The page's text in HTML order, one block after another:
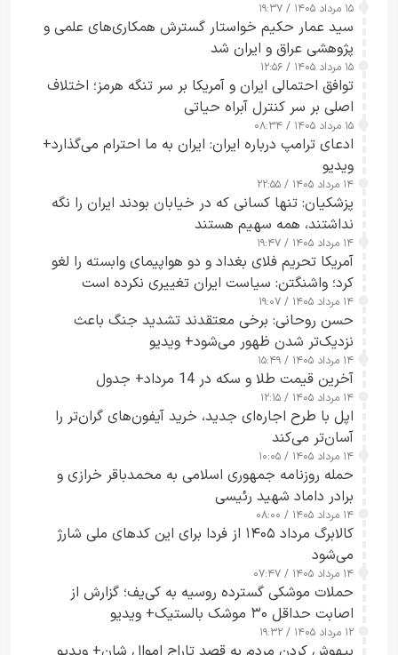
۱۵ مرداد ۱۴۰۵ / ۱۹:۳۷
سید عمار حکیم خواستار گسترش همکاری‌های علمی و
پژوهشی عراق و ایران شد
۱۵ مرداد ۱۴۰۵ / ۱۲:۵۶
توافق احتمالی ایران و آمریکا بر سر تنگه هرمز؛ اختلاف
اصلی بر سر کنترل آبراه حیاتی
۱۵ مرداد ۱۴۰۵ / ۰۸:۳۴
ادعای ترامپ درباره ایران: ایران به ما احترام می‌گذارد+
ویدیو
۱۴ مرداد ۱۴۰۵ / ۲۲:۵۵
پزشکیان: تنها کسانی که در خیابان بودند ایران را نگه
نداشتند، همه سهیم هستند
۱۴ مرداد ۱۴۰۵ / ۱۹:۴۷
آمریکا تحریم فلای بغداد و دو هواپیمای وابسته را لغو
کرد؛ واشنگتن: سیاست ایران تغییری نکرده است
۱۴ مرداد ۱۴۰۵ / ۱۹:۰۷
حسن روحانی: برخی معتقدند تشدید جنگ باعث
نزدیک‌تر شدن ظهور می‌شود+ ویدیو
۱۴ مرداد ۱۴۰۵ / ۱۵:۴۹
آخرین قیمت طلا و سکه در 14 مرداد+ جدول
۱۴ مرداد ۱۴۰۵ / ۱۲:۱۵
اپل با طرح اجاره‌ای جدید، خرید آیفون‌های گران‌تر را
آسان‌تر می‌کند
۱۴ مرداد ۱۴۰۵ / ۱۰:۰۵
حمله روزنامه جمهوری اسلامی به محمدباقر خرازی و
برادر داماد شهید رئیسی
۱۴ مرداد ۱۴۰۵ / ۰۸:۰۰
کالابرگ مرداد ۱۴۰۵ از فردا برای این کدهای ملی شارژ
می‌شود
۱۴ مرداد ۱۴۰۵ / ۰۷:۴۷
حملات موشکی گسترده روسیه به کی‌یف؛ گزارش از
اصابت حداقل ۳۰ موشک بالستیک+ ویدیو
۱۲ مرداد ۱۴۰۵ / ۱۹:۳۲